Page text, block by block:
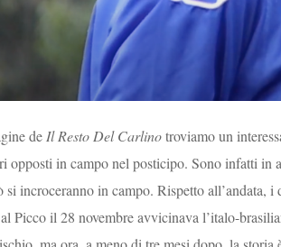
de Il Resto Del Carlinotroviamo un
opposti in campo nel posticipo. Sono infatti in
si incroceranno in campo. Rispetto all’andata,
Picco il 28 novembre avvicinava l’italo-